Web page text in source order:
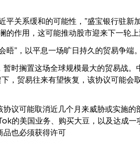
平关系缓和的可能性，”盛宝银行驻新
的作用，这可能推动股市迎来下一轮上
”，以平息一场旷日持久的贸易争端。
暂时搁置这场全球规模最大的贸易战
，贸易往来有望恢复，该协议可能会
议可能取消近几个月来威胁或实施的
的美国业务、购买大豆，以及达成一
也必须获得许可